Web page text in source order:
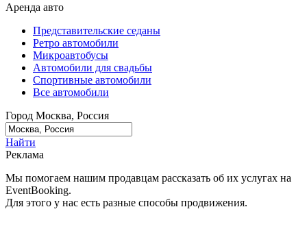
Аренда авто
Представительские седаны
Ретро автомобили
Микроавтобусы
Автомобили для свадьбы
Спортивные автомобили
Все автомобили
Город Москва, Россия
Найти
Реклама
Мы помогаем нашим продавцам рассказать об их услугах на
EventBooking.
Для этого у нас есть разные способы продвижения.